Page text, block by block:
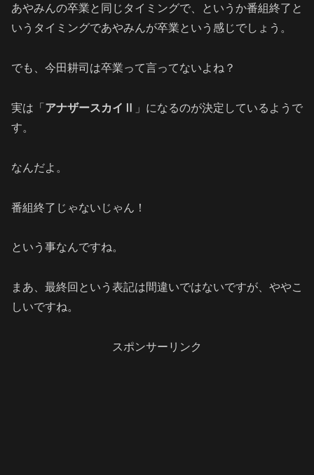
あやみんの卒業と同じタイミングで、というか番組終了と
いうタイミングであやみんが卒業という感じでしょう。
でも、今田耕司は卒業って言ってないよね？
実は「 アナザースカイⅡ
」になるのが決定しているようで
す。
なんだよ。
番組終了じゃないじゃん！
という事なんですね。
まあ、最終回という表記は間違いではないですが、ややこ
しいですね。
スポンサーリンク